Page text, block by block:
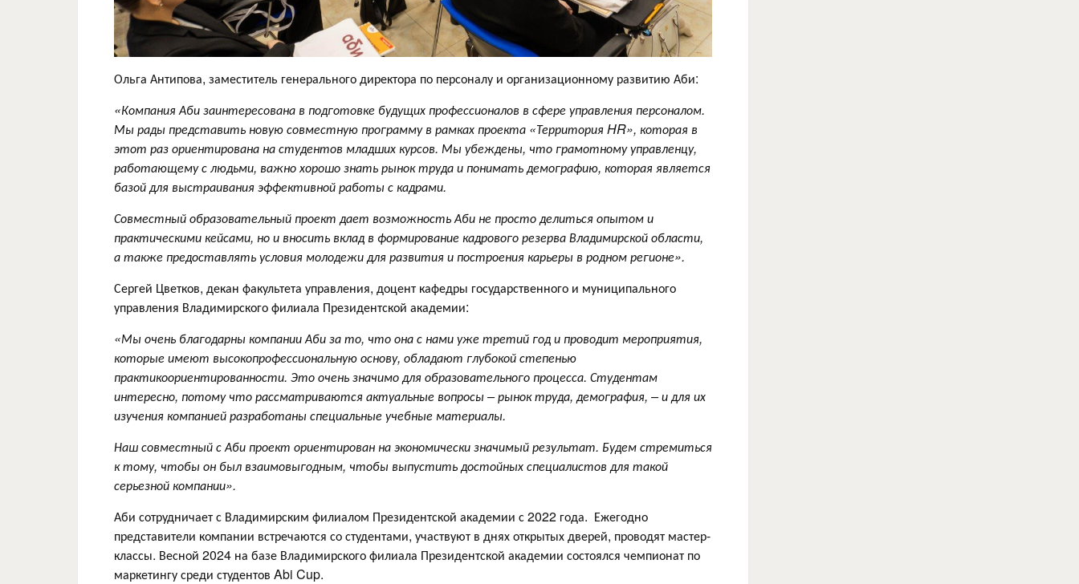
Ольга Антипова, заместитель генерального директора по персоналу и организационному развитию Аби:
«Компания Аби заинтересована в подготовке будущих профессионалов в сфере управления персоналом.
Мы рады представить новую совместную программу в рамках проекта «ТерриторияHR», которая в
этот раз ориентирована на студентов младших курсов. Мы убеждены, что грамотному управленцу,
работающему с людьми, важно хорошо знать рынок труда и понимать демографию, которая является
базой для выстраивания эффективной работы с кадрами.
Совместный образовательный проект дает возможность Аби не просто делиться опытом и
практическими кейсами, но и вносить вклад в формирование кадрового резерва Владимирской области,
а также предоставлять условия молодежи для развития и построения карьеры в родном регионе».
Сергей Цветков, декан факультета управления, доцент кафедры государственного и муниципального
управления Владимирского филиала Президентской академии:
«Мы очень благодарны компании Аби за то, что она с нами уже третий год и проводит мероприятия,
которые имеют высокопрофессиональную основу, обладают глубокой степенью
практикоориентированности. Это очень значимо для образовательного процесса. Студентам
интересно, потому что рассматриваются актуальные вопросы – рынок труда, демография, – и для их
изучения компанией разработаны специальные учебные материалы.
Наш совместный с Аби проект ориентирован на экономически значимый результат. Будем стремиться
к тому, чтобы он был взаимовыгодным, чтобы выпустить достойных специалистов для такой
серьезной компании».
Аби сотрудничает с Владимирским филиалом Президентской академии с 2022 года. Ежегодно
представители компании встречаются со студентами, участвуют в днях открытых дверей, проводят мастер-
классы. Весной 2024 на базе Владимирского филиала Президентской академии состоялся чемпионат по
маркетингу среди студентов Abi Cup.